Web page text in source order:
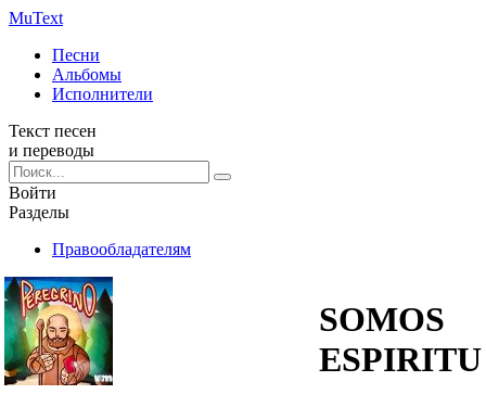
MuText
Песни
Альбомы
Исполнители
Текст песен
и переводы
Войти
Разделы
Правообладателям
SOMOS
ESPIRITU